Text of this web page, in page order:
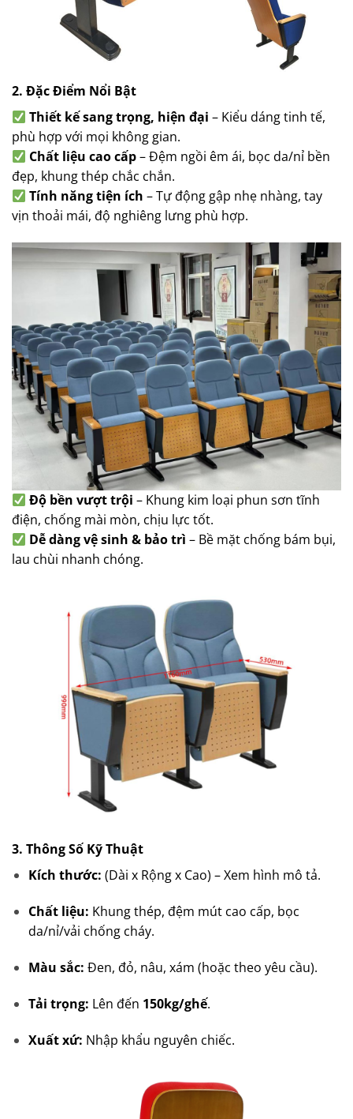
2. Đặc Điểm Nổi Bật
Thiết kế sang trọng, hiện đại – Kiểu dáng tinh tế,
phù hợp với mọi không gian.
Chất liệu cao cấp– Đệm ngồi êm ái, bọc da/nỉ bền
đẹp, khung thép chắc chắn.
Tính năng tiện ích – Tự động gập nhẹ nhàng, tay
vịn thoải mái, độ nghiêng lưng phù hợp.
Độ bền vượt trội – Khung kim loại phun sơn tĩnh
điện, chống mài mòn, chịu lực tốt.
Dễ dàng vệ sinh & bảo trì – Bề mặt chống bám bụi,
lau chùi nhanh chóng.
3. Thông Số Kỹ Thuật
Kích thước: (Dài x Rộng x Cao) – Xem hình mô tả.
Chất liệu: Khung thép, đệm mút cao cấp, bọc
da/nỉ/vải chống cháy.
Màu sắc: Đen, đỏ, nâu, xám (hoặc theo yêu cầu).
Tải trọng: Lên đến 150kg/ghế.
Xuất xứ: Nhập khẩu nguyên chiếc.